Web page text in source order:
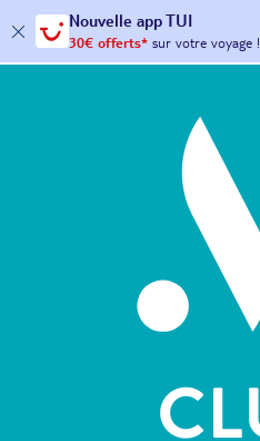
Nouvelle app TUI
30€ offerts*sur votre voyage !
avec le code :HAPPYAPP
Hôtels & Clubs